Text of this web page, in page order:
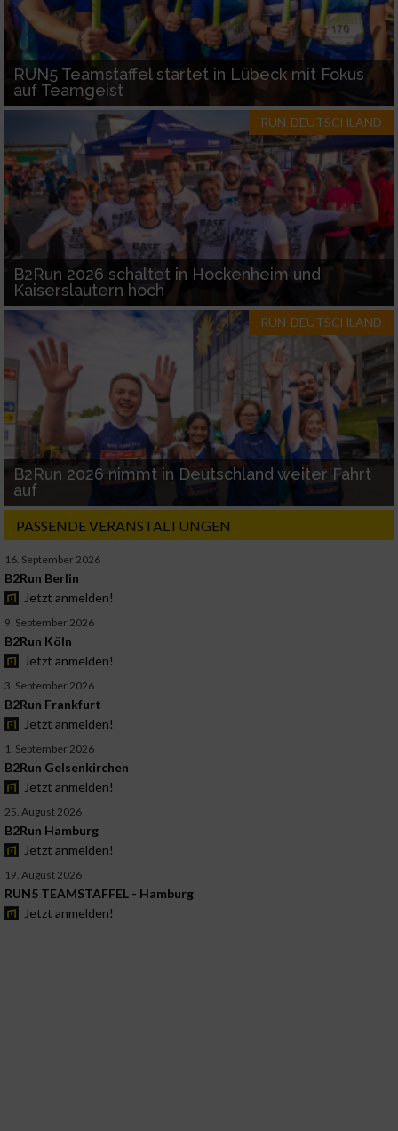
RUN5 Teamstaffel startet in Lübeck mit Fokus
auf Teamgeist
RUN-DEUTSCHLAND
B2Run 2026 schaltet in Hockenheim und
Kaiserslautern hoch
RUN-DEUTSCHLAND
B2Run 2026 nimmt in Deutschland weiter Fahrt
auf
PASSENDE VERANSTALTUNGEN
16. September 2026
B2Run Berlin
Jetzt anmelden!
9. September 2026
B2Run Köln
Jetzt anmelden!
3. September 2026
B2Run Frankfurt
Jetzt anmelden!
1. September 2026
B2Run Gelsenkirchen
Jetzt anmelden!
25. August 2026
B2Run Hamburg
Jetzt anmelden!
19. August 2026
RUN5 TEAMSTAFFEL - Hamburg
Jetzt anmelden!